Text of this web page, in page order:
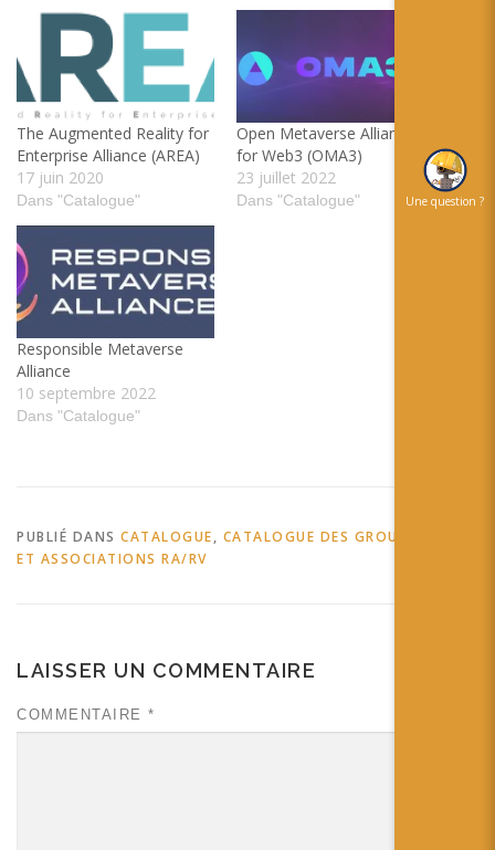
The Augmented Reality for
Enterprise Alliance (AREA)
17 juin 2020
Dans "Catalogue"
Open Metaverse Alliance
for Web3 (OMA3)
23 juillet 2022
Dans "Catalogue"
Responsible Metaverse
Alliance
10 septembre 2022
Dans "Catalogue"
PUBLIÉ DANS CATALOGUE, CATALOGUE DES GROUPEMENTS
ET ASSOCIATIONS RA/RV
LAISSER UN COMMENTAIRE
COMMENTAIRE *
Une question ?